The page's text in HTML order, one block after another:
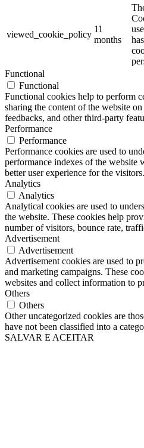
viewed_cookie_policy
11
months
Functional
Functional
Functional cookies help to perform
sharing the content of the website
feedbacks, and other third-party
Performance
Performance
Performance cookies are used to
performance indexes of the website
better user experience for the visitors.
Analytics
Analytics
Analytical cookies are used to
the website. These cookies help
number of visitors, bounce rate,
Advertisement
Advertisement
Advertisement cookies are used to
and marketing campaigns. These
websites and collect information to
Others
Others
Other uncategorized cookies are
have not been classified into a
SALVAR E ACEITAR